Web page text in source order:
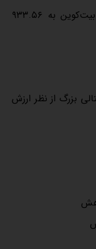
در زمان نگارش این مطلب، نرخ هش بیت‌کوین به ۹۳۳.۵۶
قیمتی ۱۰ ارز دیجیتالی بزرگ از نظر ارزش